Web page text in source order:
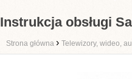
Instrukcja obsługi
Strona główna › Telewizory, wideo,